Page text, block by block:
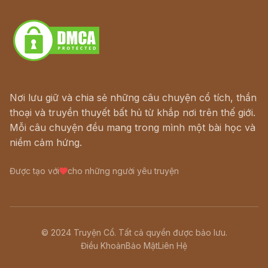
Nơi lưu giữ và chia sẻ những câu chuyện cổ tích, thần
thoại và truyền thuyết bất hủ từ khắp nơi trên thế giới.
Mỗi câu chuyện đều mang trong mình một bài học và
niềm cảm hứng.
Được tạo với cho những người yêu truyện
© 2024 Truyện Cổ. Tất cả quyền được bảo lưu.
Điều KhoảnBảo MậtLiên Hệ